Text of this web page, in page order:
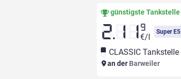
günstigste Tankstelle
2.11 9
€/l
Super E5
CLASSIC Tankstelle
an der Barweiler